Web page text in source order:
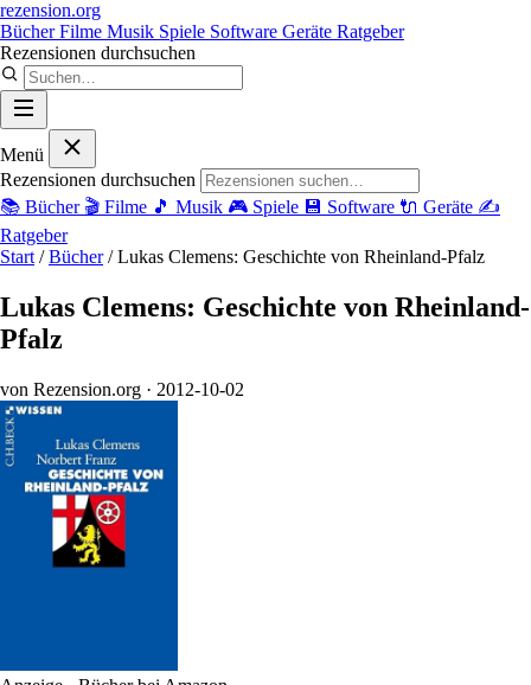
rezension.org
BücherFilme Musik Spiele Software Geräte Ratgeber
Rezensionen durchsuchen
Menü
Rezensionen durchsuchen
📚 Bücher 🎬 Filme 🎵 Musik 🎮 Spiele 💾 Software 🔌 Geräte ✍️
Ratgeber
Start / Bücher / Lukas Clemens: Geschichte von Rheinland-Pfalz
Lukas Clemens: Geschichte von Rheinland-
Pfalz
von Rezension.org · 2012-10-02